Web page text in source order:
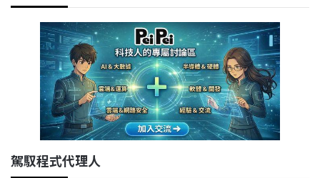
駕馭程式代理人